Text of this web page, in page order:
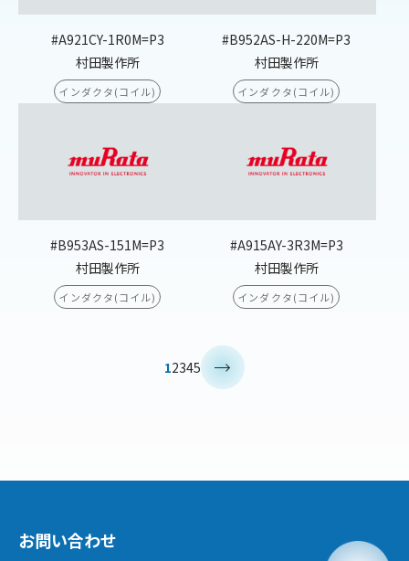
#A921CY-1R0M=P3
村田製作所
インダクタ(コイル)
#B952AS-H-220M=P3
村田製作所
インダクタ(コイル)
#B953AS-151M=P3
村田製作所
インダクタ(コイル)
#A915AY-3R3M=P3
村田製作所
インダクタ(コイル)
12345
お問い合わせ